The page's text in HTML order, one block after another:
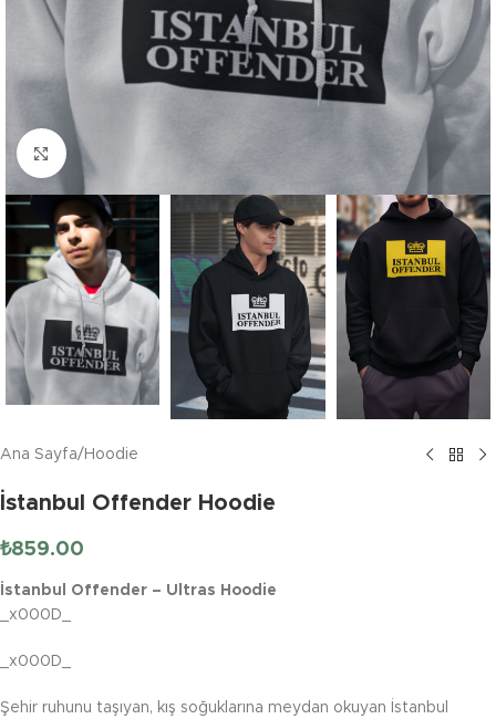
Click to enlarge
Ana Sayfa/ Hoodie
İstanbul Offender Hoodie
₺859.00
İstanbul Offender – Ultras Hoodie
_x000D_
_x000D_
Şehir ruhunu taşıyan, kış soğuklarına meydan okuyan İstanbul